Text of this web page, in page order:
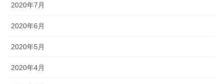
2020年7月
2020年6月
2020年5月
2020年4月